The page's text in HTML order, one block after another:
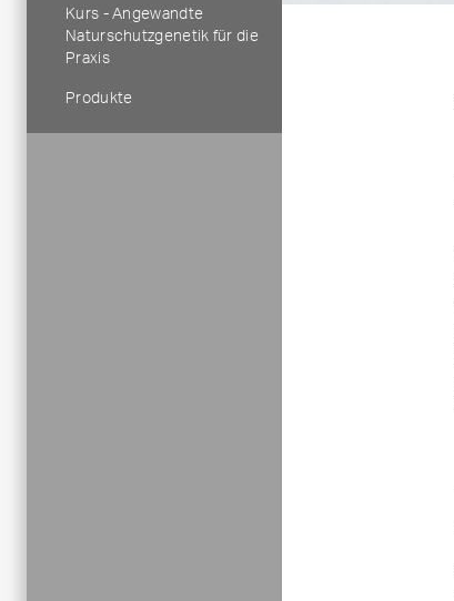
Kurs - Angewandte
Naturschutzgenetik für die
Praxis
Produkte